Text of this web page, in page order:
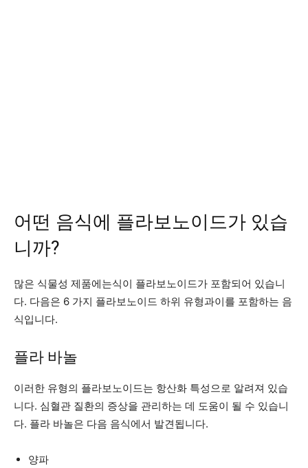
어떤 음식에 플라보노이드가 있습
니까?
많은 식물성 제품에는식이 플라보노이드가 포함되어 있습니
다. 다음은 6 가지 플라보노이드 하위 유형과이를 포함하는 음
식입니다.
플라 바놀
이러한 유형의 플라보노이드는 항산화 특성으로 알려져 있습
니다. 심혈관 질환의 증상을 관리하는 데 도움이 될 수 있습니
다. 플라 바놀은 다음 음식에서 발견됩니다.
양파